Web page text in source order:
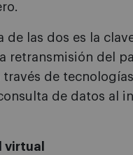
de las dos es la
retransmisión del
de
de datos al
virtual